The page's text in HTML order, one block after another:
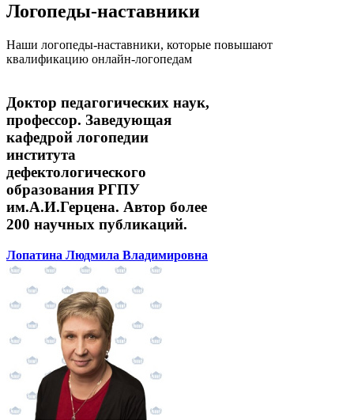
Логопеды-наставники
Наши логопеды-наставники, которые повышают
квалификацию онлайн-логопедам
Доктор педагогических наук,
профессор. Заведующая
кафедрой логопедии
института
дефектологического
образования РГПУ
им.А.И.Герцена. Автор более
200 научных публикаций.
Лопатина Людмила Владимировна